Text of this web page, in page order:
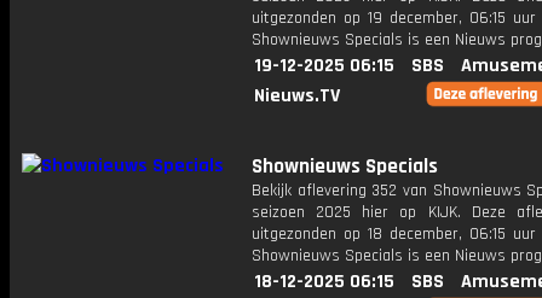
uitgezonden op 19 december, 06:15
Shownieuws Specials is een Nieuws
19-12-2025 06:15 SBS
Nieuws.TV
Shownieuws Specials
Bekijk aflevering 352 van Shownieuws
seizoen 2025 hier op KIJK. Deze
uitgezonden op 18 december, 06:15
Shownieuws Specials is een Nieuws
18-12-2025 06:15 SBS